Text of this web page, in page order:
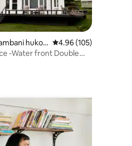
kati ya 5, tathmini 36
huko
Ukadiriaji wa wastani
4.96 (105)
-Water front Double